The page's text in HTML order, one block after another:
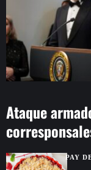
Ataque
WashingtonPAY